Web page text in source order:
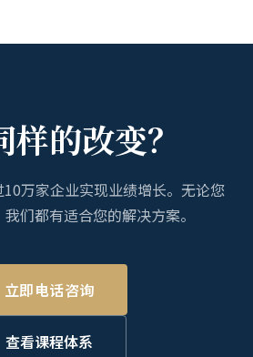
的改变？
万家企业实现业绩增长。无论您
们都有适合您的解决方案。
立即电话咨询
查看课程体系